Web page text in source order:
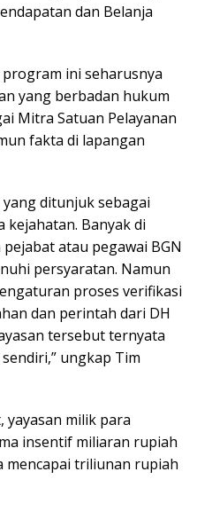
dan Belanja
ini seharusnya
yang berbadan hukum
Mitra Satuan Pelayanan
fakta di lapangan
yang ditunjuk sebagai
Banyak di
atau pegawai BGN
persyaratan. Namun
proses verifikasi
dan perintah dari DH
tersebut ternyata
ungkap Tim
milik para
insentif miliaran rupiah
mencapai triliunan rupiah